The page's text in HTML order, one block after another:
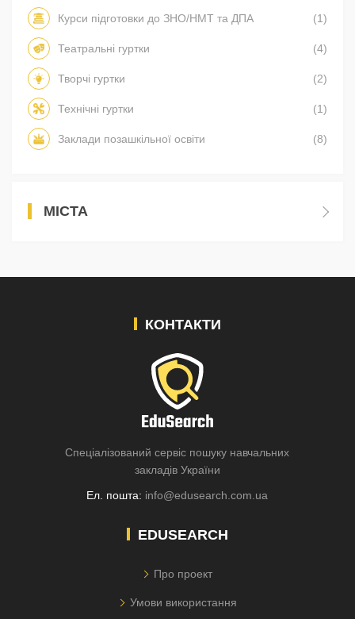
Курси підготовки до ЗНО/НМТ та ДПА (1)
Театральні гуртки (4)
Творчі гуртки (2)
Технічні гуртки (1)
Заклади позашкільної освіти (8)
МІСТА
КОНТАКТИ
Спеціалізований сервіс пошуку навчальних
закладів України
Ел. пошта: info@edusearch.com.ua
EDUSEARCH
Про проект
Умови використання